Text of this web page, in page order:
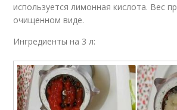
используется лимонная кислота. Вес
очищенном виде.
Ингредиенты на 3 л: